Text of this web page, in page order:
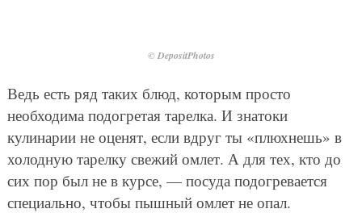
© DepositPhotos
Ведь есть ряд таких блюд, которым просто
необходима подогретая тарелка. И знатоки
кулинарии не оценят, если вдруг ты «плюхнешь» в
холодную тарелку свежий омлет. А для тех, кто до
сих пор был не в курсе, — посуда подогревается
специально, чтобы пышный омлет не опал.